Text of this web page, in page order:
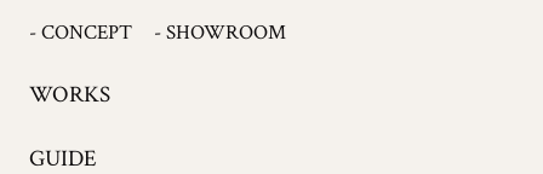
- CONCEPT - SHOWROOM
WORKS
GUIDE